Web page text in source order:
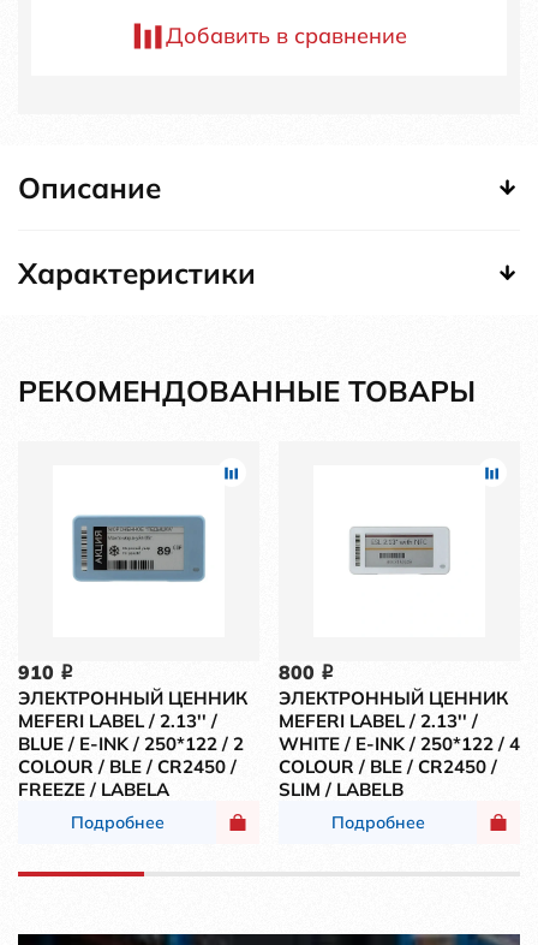
Добавить в сравнение
Описание
Характеристики
РЕКОМЕНДОВАННЫЕ ТОВАРЫ
910 i
ЭЛЕКТРОННЫЙ ЦЕННИК
MEFERI LABEL / 2.13'' /
BLUE / E-INK / 250*122 / 2
COLOUR / BLE / CR2450 /
FREEZE / LABELA
Подробнее
800 i
ЭЛЕКТРОННЫЙ ЦЕННИК
MEFERI LABEL / 2.13'' /
WHITE / E-INK / 250*122 / 4
COLOUR / BLE / CR2450 /
SLIM / LABELB
Подробнее